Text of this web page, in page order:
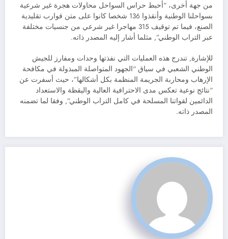
من جهة أخرى، “أحبط حراس السواحل محاولات هجرة غير شرعية
بسواحلنا الوطنية وأنقذوا 136 شخصا كانوا على متن قوارب تقليدية
الصنع، فيما تم توقيف 315 مهاجرا غير شرعي من جنسيات مختلفة
عبر التراب الوطني”, مثلما أشار إليه المصدر ذاته.
للإشارة, تندرج هذه العمليات التي نفذتها وحدات ومفارز للجيش
الوطني الشعبي في سياق “الجهود المتواصلة المبذولة في مكافحة
الإرهاب ومحاربة الجريمة المنظمة بكل أشكالها”، حيث أسفرت عن
“نتائج نوعية تعكس مدى الاحترافية العالية واليقظة والاستعداد
الدائمين لقواتنا المسلحة في كامل التراب الوطني”, وفقا لما تضمنه
المصدر ذاته.